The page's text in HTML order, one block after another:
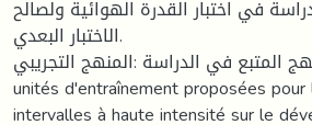
في اختبار القدرة الهوائية ولصالح
الاختبار البعدي.
المتبع في الدراسة :المنهج التجريبي
unités d'entraînement proposées
intervalles à haute intensité sur le